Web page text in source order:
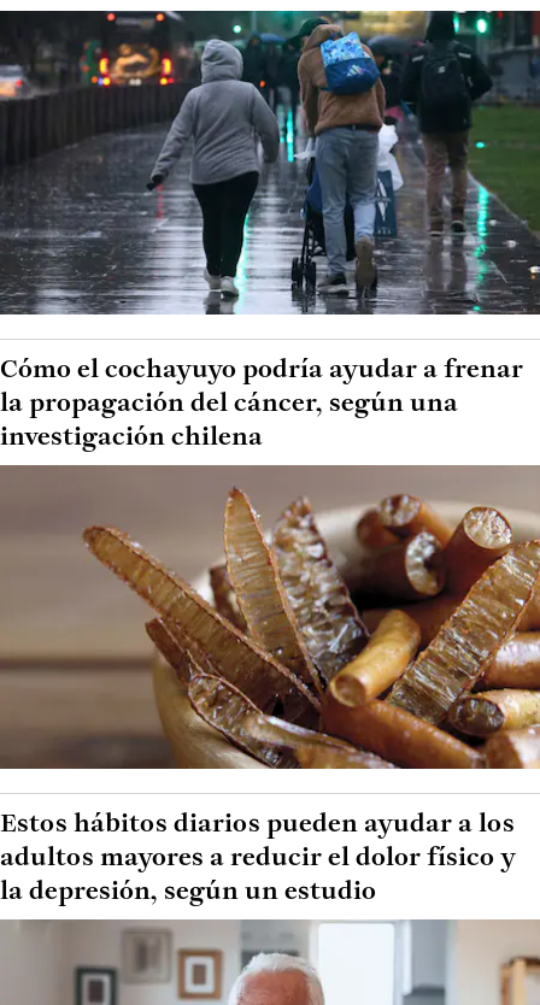
Cómo el cochayuyo podría ayudar a frenar
la propagación del cáncer, según una
investigación chilena
Estos hábitos diarios pueden ayudar a los
adultos mayores a reducir el dolor físico y
la depresión, según un estudio